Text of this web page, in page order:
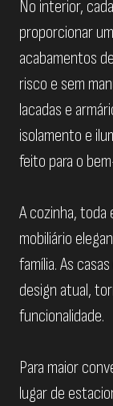
No interior,
proporcionar
acabamentos
risco e sem
lacadas e
isolamento e
feito para o
A cozinha,
mobiliário
família. As
design atual,
funcionalidade.
Para maior
lugar de